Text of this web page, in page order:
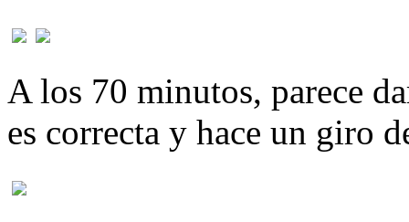
A los 70 minutos, parece
es correcta y hace un giro